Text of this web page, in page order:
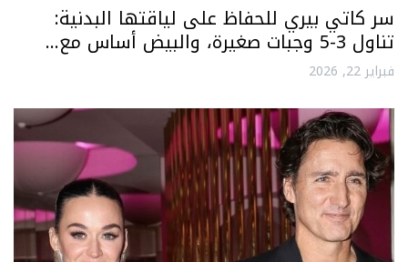
سر كاتي بيري للحفاظ على لياقتها البدنية:
تناول 3-5 وجبات صغيرة، والبيض أساس مع…
فبراير 22, 2026